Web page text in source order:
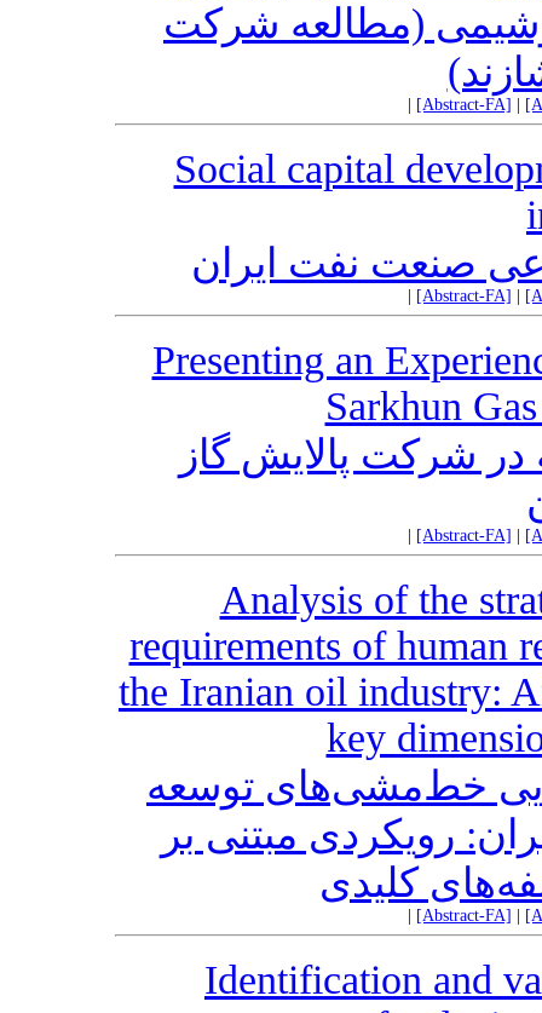
(مطالعه شرکت
[Abstract-FA]
Social capital
صنعت نفت ایران
[Abstract-FA]
Presenting an
Sarkhun
در شرکت پالایش گاز
[Abstract-FA]
Analysis of the
requirements of human
the Iranian oil industry:
key
خط‌مشی‌های توسعه
رویکردی مبتنی بر
کلیدی
[Abstract-FA]
Identification and